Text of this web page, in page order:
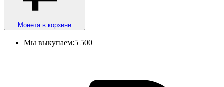
Монета в корзине
Мы выкупаем:5 500